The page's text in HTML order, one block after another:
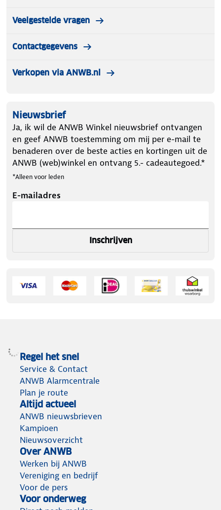
Veelgestelde vragen
Contactgegevens
Verkopen via ANWB.nl
Nieuwsbrief
Ja, ik wil de ANWB Winkel nieuwsbrief ontvangen
en geef ANWB toestemming om mij per e-mail te
benaderen over de beste acties en kortingen uit de
ANWB (web)winkel en ontvang 5.- cadeautegoed.*
*Alleen voor leden
E-mailadres
Inschrijven
Regel het snel
Service & Contact
ANWB Alarmcentrale
Plan je route
Altijd actueel
ANWB nieuwsbrieven
Kampioen
Nieuwsoverzicht
Over ANWB
Werken bij ANWB
Vereniging en bedrijf
Voor de pers
Voor onderweg